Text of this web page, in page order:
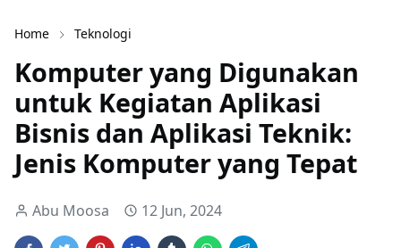
Home Teknologi
Komputer yang Digunakan
untuk Kegiatan Aplikasi
Bisnis dan Aplikasi Teknik:
Jenis Komputer yang Tepat
Abu Moosa 12 Jun, 2024